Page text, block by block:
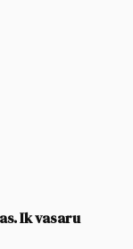
Ik vasaru